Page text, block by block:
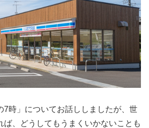
7時」についてお話ししましたが、世
ば、どうしてもうまくいかないことも